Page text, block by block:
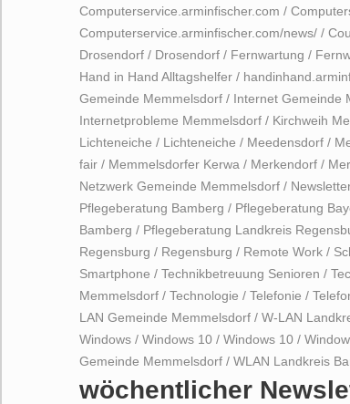
Computerservice.arminfischer.com /
Computerservice.arminfischer.com/news/ /
Drosendorf / Drosendorf / Fernwartung /
Hand in Hand Alltagshelfer /
Gemeinde Memmelsdorf / Internet Gemeinde
Internetprobleme Memmelsdorf / Kirchweih
Lichteneiche / Lichteneiche / Meedensdorf /
fair / Memmelsdorfer Kerwa / Merkendorf /
Netzwerk Gemeinde Memmelsdorf /
Pflegeberatung Bamberg / Pflegeberatung
Bamberg / Pflegeberatung Landkreis
Regensburg / Regensburg / Remote Work /
Smartphone / Technikbetreuung Senioren /
Memmelsdorf / Technologie / Telefonie /
LAN Gemeinde Memmelsdorf / W-LAN
Windows / Windows 10 / Windows 10 /
Gemeinde Memmelsdorf / WLAN Landkreis
wöchentlicher